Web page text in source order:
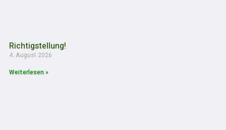
Richtigstellung!
4. August 2026
Weiterlesen »